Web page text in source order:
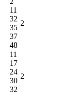
11
32
35
37
48
2
11
17
24
30
32
2